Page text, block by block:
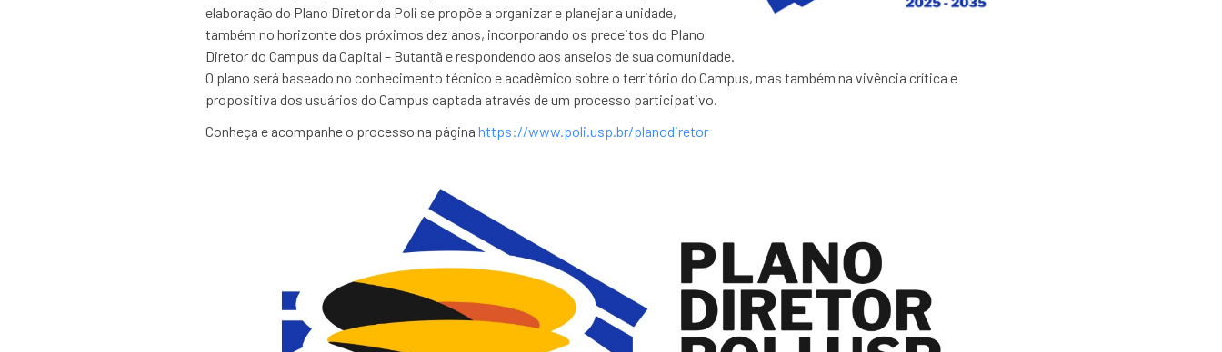
elaboração do Plano Diretor da Poli se propõe a organizar e planejar a unidade,
também no horizonte dos próximos dez anos, incorporando os preceitos do Plano
Diretor do Campus da Capital – Butantã e respondendo aos anseios de sua comunidade.
O plano será baseado no conhecimento técnico e acadêmico sobre o território do Campus, mas também na vivência crítica e
propositiva dos usuários do Campus captada através de um processo participativo.
Conheça e acompanhe o processo na página https://www.poli.usp.br/planodiretor